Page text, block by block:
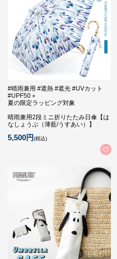
#晴雨兼用 #遮熱 #遮光 #UVカット
#UPF50＋
夏の限定ラッピング対象
晴雨兼用2段ミニ折りたたみ日傘【は
なしょうぶ（薄藍/うすあい）】
5,500円(税込)